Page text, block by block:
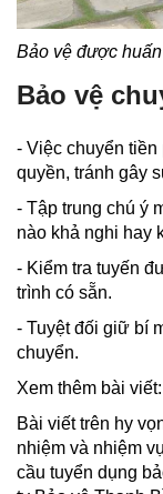
Bảo vệ được
Bảo vệ
- Việc chuyển
quyền, tránh gây
- Tập trung chú ý
nào khả nghi hay
- Kiểm tra tuyến
trình có sẵn.
- Tuyệt đối giữ bí
chuyển.
Xem thêm bài viết:
Bài viết trên hy
nhiệm và nhiệm
cầu tuyển dụng